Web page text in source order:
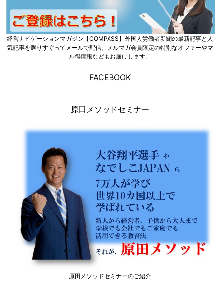
経営ナビゲーションマガジン【COMPASS】外国人労働者新聞の最新記事と人
気記事を選りすぐってメールで配信。メルマガ会員限定の特別なオファーやマ
ル得情報などもお届けします。
FACEBOOK
原田メソッドセミナー
原田メソッドセミナーのご紹介